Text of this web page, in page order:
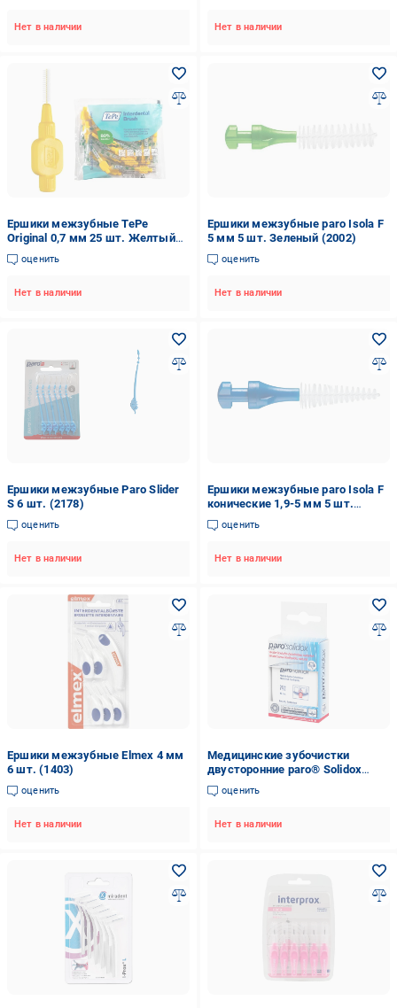
Нет в наличии Нет в наличии
Ершики межзубные TePe
Original 0,7 мм 25 шт. Желтый
(6970)
оценить
Нет в наличии
Ершики межзубные paro Isola F
5 мм 5 шт. Зеленый (2002)
оценить
Нет в наличии
Ершики межзубные Paro Slider
S 6 шт. (2178)
оценить
Нет в наличии
Ершики межзубные paro Isola F
конические 1,9-5 мм 5 шт.
Синий (2004)
оценить
Нет в наличии
Ершики межзубные Elmex 4 мм
6 шт. (1403)
оценить
Нет в наличии
Медицинские зубочистки
двусторонние paro® Solidox
(442)
оценить
Нет в наличии